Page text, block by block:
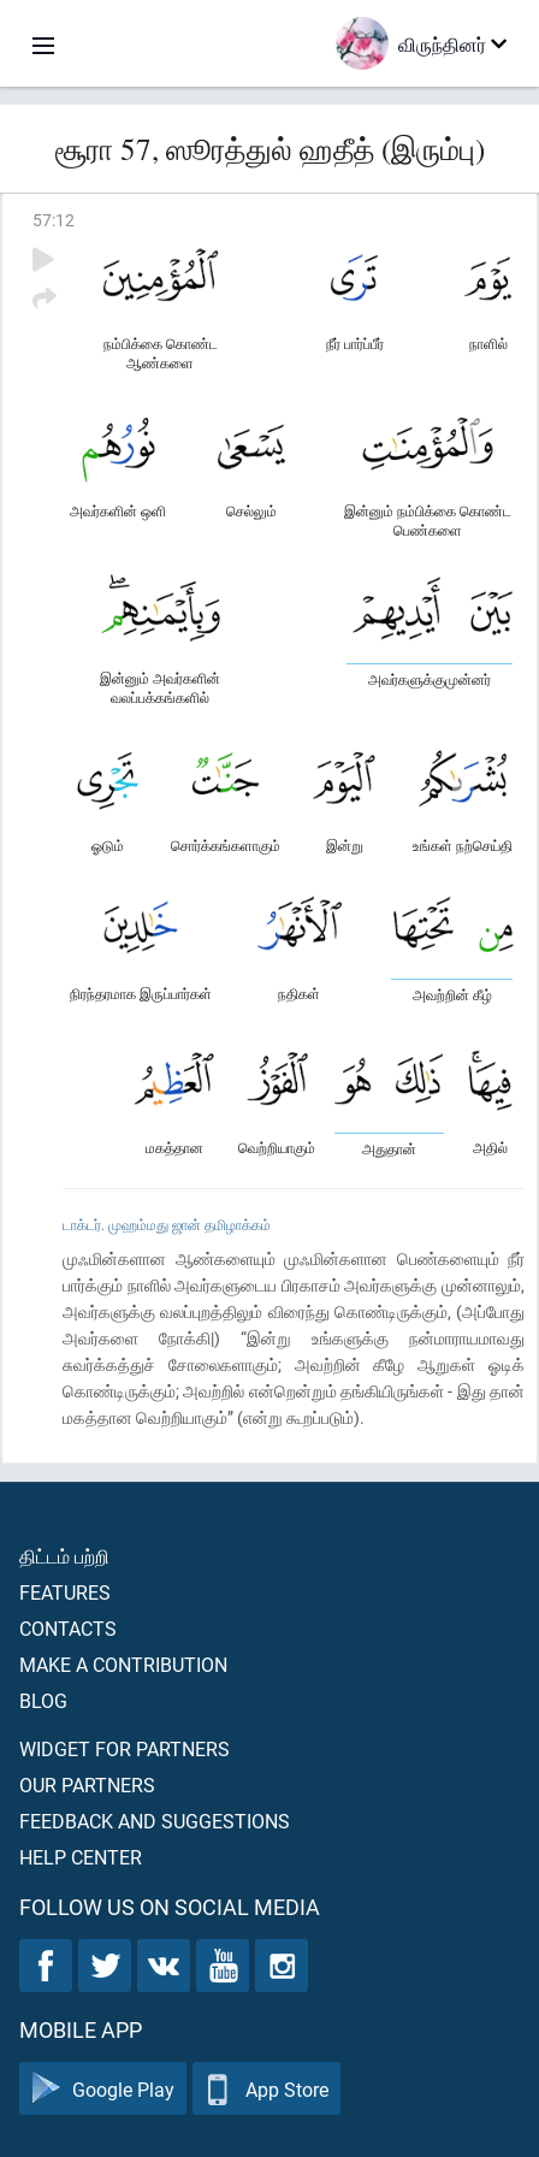
விருந்தினர்
சூரா 57, ஸூரத்துல் ஹதீத் (இரும்பு)
57:12
நாளில்
நீர் பார்ப்பீர்
நம்பிக்கை கொண்ட
ஆண்களை
இன்னும் நம்பிக்கை கொண்ட
பெண்களை
செல்லும்
அவர்களின் ஒளி
அவர்களுக்குமுன்னர்
இன்னும் அவர்களின்
வலப்பக்கங்களில்
உங்கள் நற்செய்தி
இன்று
சொர்க்கங்களாகும்
ஓடும்
அவற்றின் கீழ்
நதிகள்
நிரந்தரமாக இருப்பார்கள்
அதில்
அதுதான்
வெற்றியாகும்
மகத்தான
டாக்டர். முஹம்மது ஜான் தமிழாக்கம்
முஃமின்களான ஆண்களையும் முஃமின்களான பெண்களையும் நீர்
பார்க்கும் நாளில் அவர்களுடைய பிரகாசம் அவர்களுக்கு முன்னாலும்,
அவர்களுக்கு வலப்புறத்திலும் விரைந்து கொண்டிருக்கும், (அப்போது
அவர்களை நோக்கி|) “இன்று உங்களுக்கு நன்மாராயமாவது
சுவர்க்கத்துச் சோலைகளாகும்; அவற்றின் கீழே ஆறுகள் ஓடிக்
கொண்டிருக்கும்; அவற்றில் என்றென்றும் தங்கியிருங்கள் - இது தான்
மகத்தான வெற்றியாகும்” (என்று கூறப்படும்).
திட்டம் பற்றி
FEATURES
CONTACTS
MAKE A CONTRIBUTION
BLOG
WIDGET FOR PARTNERS
OUR PARTNERS
FEEDBACK AND SUGGESTIONS
HELP CENTER
FOLLOW US ON SOCIAL MEDIA
MOBILE APP
Google Play App Store